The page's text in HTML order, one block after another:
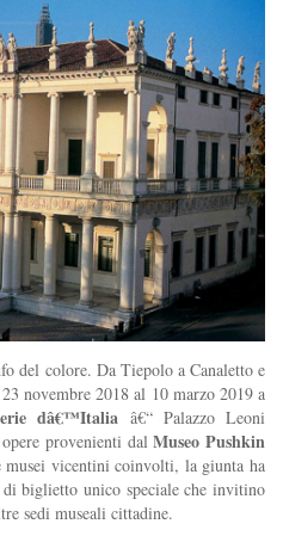
del colore. Da Tiepolo a Canaletto e
novembre 2018 al 10 marzo 2019 a
dâ€™Italia â€“ Palazzo Leoni
opere provenienti dalMuseo Pushkin
musei vicentini coinvolti, la giunta ha
biglietto unico speciale che invitino
sedi museali cittadine.